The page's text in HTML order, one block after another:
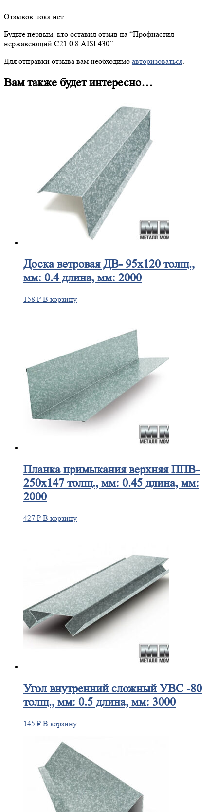
Отзывов пока нет.
Будьте первым, кто оставил отзыв на “Профнастил
нержавеющий С21 0.8 AISI 430”
Для отправки отзыва вам необходимо авторизоваться
Вам также будет интересно…
Доскаветровая ДВ- 95х120 толщ.,
мм: 0.4 длина, мм: 2000
158 ₽ В корзину
Планкапримыкания верхняя ППВ-
250х147 толщ., мм: 0.45 длина, мм:
2000
427 ₽ В корзину
Уголвнутренний сложный УВС -80
толщ., мм: 0.5 длина, мм: 3000
145 ₽ В корзину